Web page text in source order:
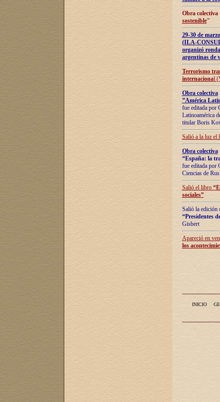
Obra
sostenible"
29-30 de
(ILA-
organizó
argentinas de
Terrorismo
internacional
Obra colectiva
”América
fue editada por
Latinoamérica
titular Boris
Salió a la luz el
Obra colectiva
“España: la
fue editada por
Ciencias de
Salió el libro “
sociales”
Salió la edición
“Presidentes
Gisbert
Apareció en
los
INICIO